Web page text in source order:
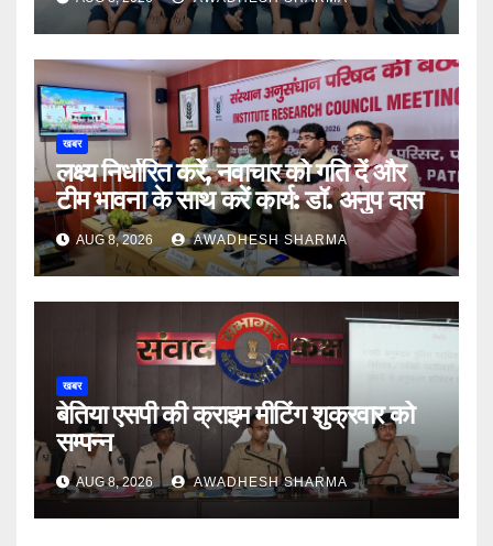
खबर
लक्ष्य निर्धारित करें, नवाचार को गति दें और
टीम भावना के साथ करें कार्य: डॉ. अनुप दास
AUG 8, 2026 AWADHESH SHARMA
खबर
बेतिया एसपी की क्राइम मीटिंग शुक्रवार को
सम्पन्न
AUG 8, 2026 AWADHESH SHARMA